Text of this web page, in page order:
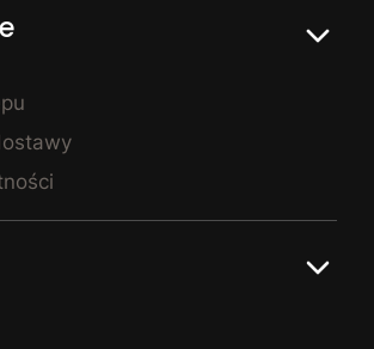
w wielu wariantach
czemu z łatwością stworzysz
– stylowe i
dla nastolatka, warto postawić na
dostępne w Kornelo Meble łączą
do odpoczynku. W naszej